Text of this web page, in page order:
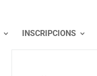
INSCRIPCIONS